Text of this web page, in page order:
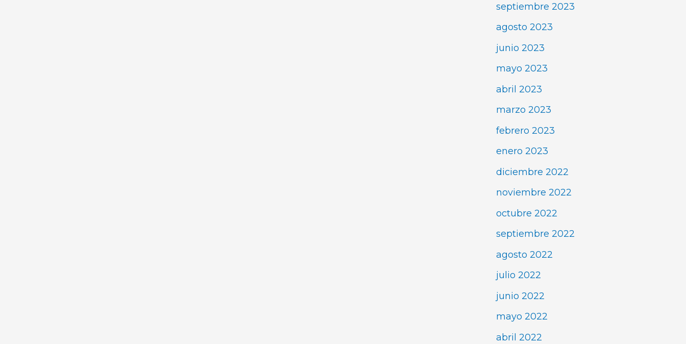
septiembre 2023
agosto 2023
junio 2023
mayo 2023
abril 2023
marzo 2023
febrero 2023
enero 2023
diciembre 2022
noviembre 2022
octubre 2022
septiembre 2022
agosto 2022
julio 2022
junio 2022
mayo 2022
abril 2022